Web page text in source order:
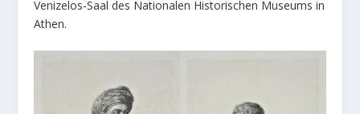
Venizelos-Saal des Nationalen Historischen Museums in
Athen.